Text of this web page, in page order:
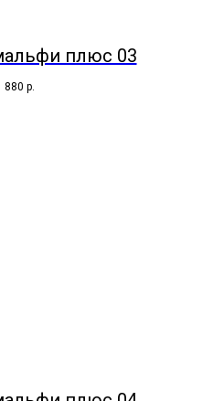
плюс 03
880 р.